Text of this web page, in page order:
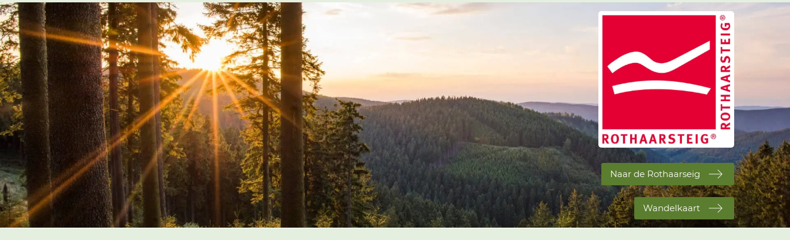
Naar de Rothaarseig
Wandelkaart